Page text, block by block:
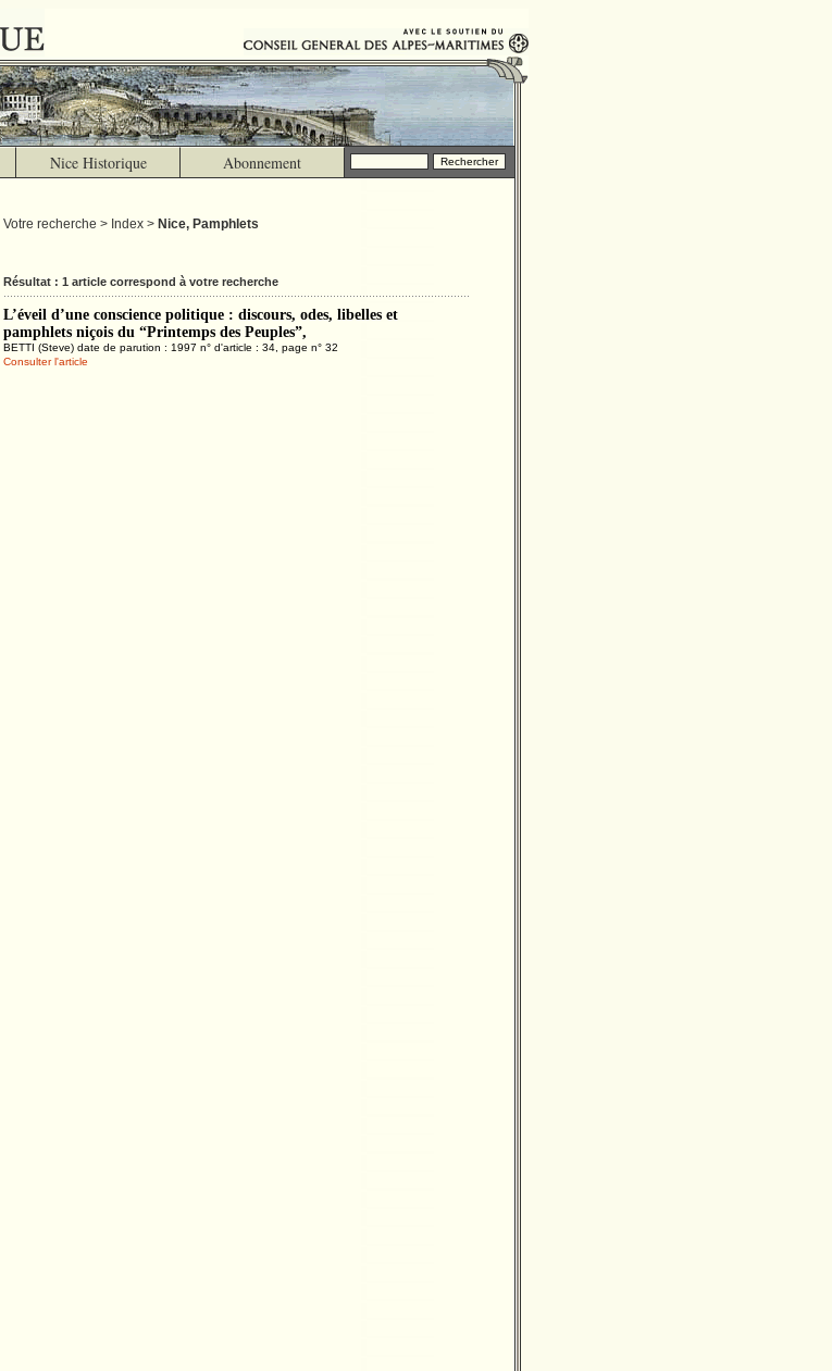
Nice Historique Abonnement
Votre recherche > Index > Nice, Pamphlets
Résultat : 1 article correspond à votre recherche
L’éveil d’une conscience politique : discours, odes, libelles et
pamphlets niçois du “Printemps des Peuples”,
BETTI (Steve) date de parution : 1997 n° d'article : 34, page n° 32
Consulter l'article